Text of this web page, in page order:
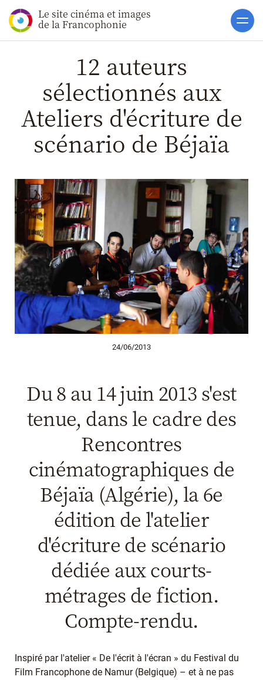
Le site cinéma et images
de la Francophonie Accueil
Actualités
Toutes les actualités
Gros Plans
La vie des films
La vie du secteur
Soutiens
Catalogue
Clap ACP
Boites à
Accès pro
12 auteurs
sélectionnés aux
Ateliers d'écriture de
scénario de Béjaïa
24/06/2013
Du 8 au 14 juin 2013 s'est
tenue, dans le cadre des
Rencontres
cinématographiques de
Béjaïa (Algérie), la 6e
édition de l'atelier
d'écriture de scénario
dédiée aux courts-
métrages de fiction.
Compte-rendu.
Inspiré par l'atelier « De l'écrit à l'écran » du Festival du
Film Francophone de Namur (Belgique) – et à ne pas